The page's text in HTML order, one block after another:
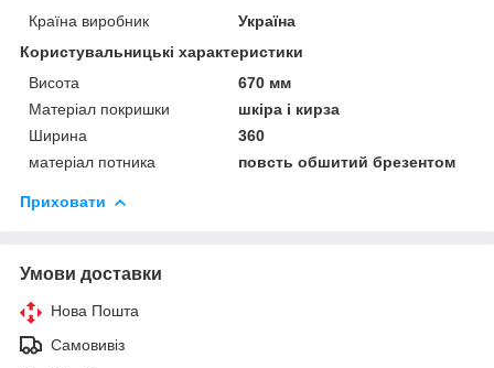
Країна виробник
Україна
Користувальницькі характеристики
Висота
670 мм
Матеріал покришки
шкіра і кирза
Ширина
360
матеріал потника
повсть обшитий брезентом
Приховати
Умови доставки
Нова Пошта
Самовивіз